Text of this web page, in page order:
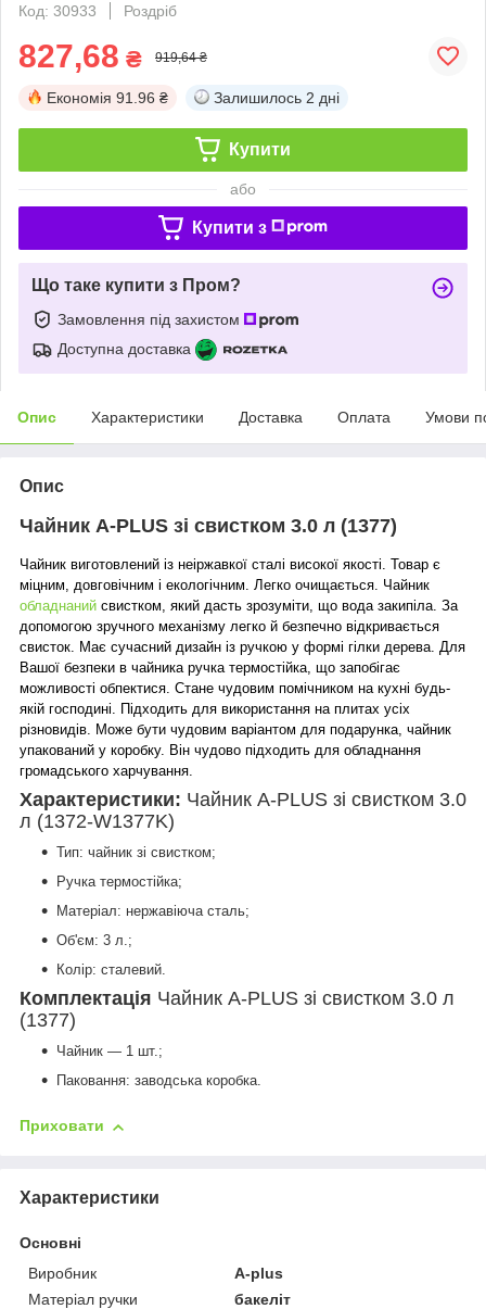
Код: 30933
Роздріб
827,68 ₴ 919,64 ₴
Економія 91.96 ₴ Залишилось 2 дні
Купити
або
Купити з
Що таке купити з Пром?
Замовлення під захистом
Доступна доставка
Опис Характеристики Доставка Оплата Умови
Опис
Чайник A-PLUS зі свистком 3.0 л (1377)
Чайник виготовлений із неіржавкої сталі високої якості. Товар є
міцним, довговічним і екологічним. Легко очищається. Чайник
обладнаний свистком, який дасть зрозуміти, що вода закипіла. За
допомогою зручного механізму легко й безпечно відкривається
свисток. Має сучасний дизайн із ручкою у формі гілки дерева. Для
Вашої безпеки в чайника ручка термостійка, що запобігає
можливості обпектися. Стане чудовим помічником на кухні будь-
якій господині. Підходить для використання на плитах усіх
різновидів. Може бути чудовим варіантом для подарунка, чайник
упакований у коробку. Він чудово підходить для обладнання
громадського харчування.
Характеристики: Чайник A-PLUS зі свистком 3.0
л (1372-W1377K)
Тип: чайник зі свистком;
Ручка термостійка;
Матеріал: нержавіюча сталь;
Об'єм: 3 л.;
Колір: сталевий.
Комплектація Чайник A-PLUS зі свистком 3.0 л
(1377)
Чайник — 1 шт.;
Паковання: заводська коробка.
Приховати
Характеристики
Основні
Виробник
A-plus
Матеріал ручки
бакеліт